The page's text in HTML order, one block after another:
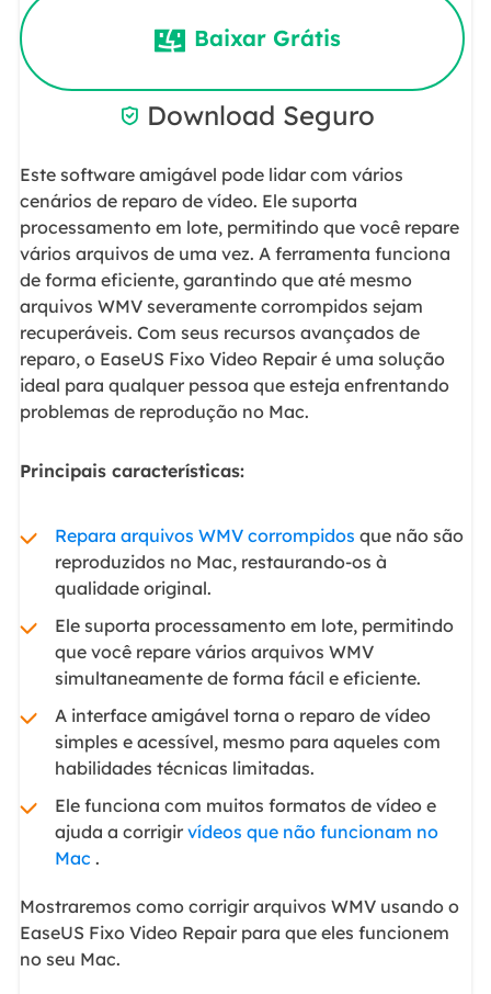
Baixar Grátis
 Download Seguro
Este software amigável pode lidar com vários
cenários de reparo de vídeo. Ele suporta
processamento em lote, permitindo que você repare
vários arquivos de uma vez. A ferramenta funciona
de forma eficiente, garantindo que até mesmo
arquivos WMV severamente corrompidos sejam
recuperáveis. Com seus recursos avançados de
reparo, o EaseUS Fixo Video Repair é uma solução
ideal para qualquer pessoa que esteja enfrentando
problemas de reprodução no Mac.
Principais características:
Repara arquivos WMV corrompidos que não são
reproduzidos no Mac, restaurando-os à
qualidade original.
Ele suporta processamento em lote, permitindo
que você repare vários arquivos WMV
simultaneamente de forma fácil e eficiente.
A interface amigável torna o reparo de vídeo
simples e acessível, mesmo para aqueles com
habilidades técnicas limitadas.
Ele funciona com muitos formatos de vídeo e
ajuda a corrigir vídeos que não funcionam no
Mac .
Mostraremos como corrigir arquivos WMV usando o
EaseUS Fixo Video Repair para que eles funcionem
no seu Mac.